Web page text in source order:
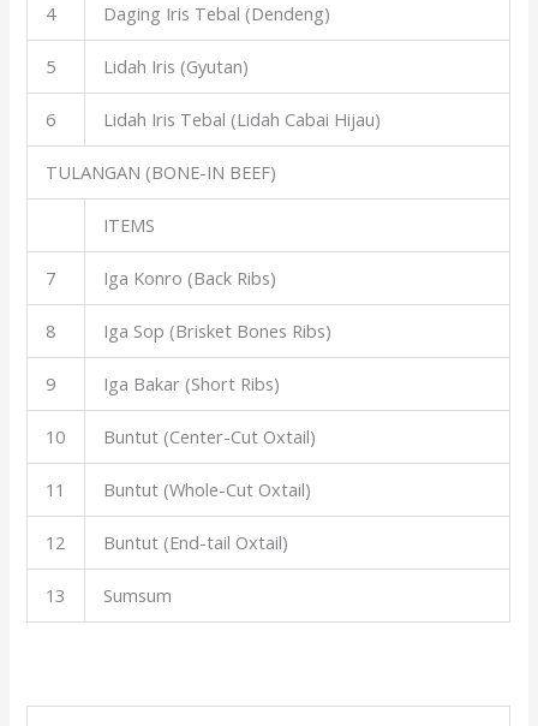
4 Daging Iris Tebal (Dendeng)
5 Lidah Iris (Gyutan)
6 Lidah Iris Tebal (Lidah Cabai Hijau)
TULANGAN (BONE-IN BEEF)
ITEMS
7 Iga Konro (Back Ribs)
8 Iga Sop (Brisket Bones Ribs)
9 Iga Bakar (Short Ribs)
10 Buntut (Center-Cut Oxtail)
11 Buntut (Whole-Cut Oxtail)
12 Buntut (End-tail Oxtail)
13 Sumsum